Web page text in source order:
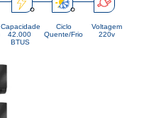
Capacidade
42.000
BTUS
Ciclo
Quente/Frio
Voltagem
220v